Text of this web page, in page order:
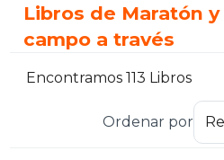
Libros de Maratón
campo a través
Encontramos 113 Libros
Ordenar por